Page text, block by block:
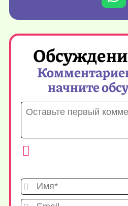
начните